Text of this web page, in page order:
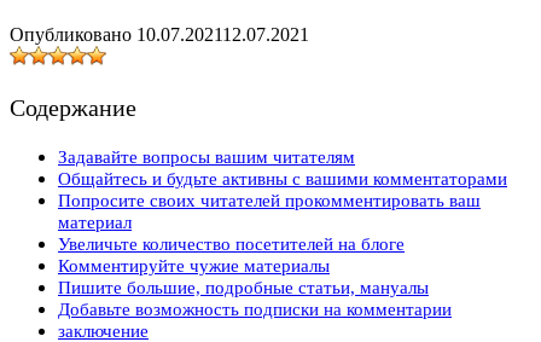
Опубликовано 10.07.202112.07.2021
Содержание
Задавайте вопросы вашим читателям
Общайтесь и будьте активны с вашими комментаторами
Попросите своих читателей прокомментировать ваш
материал
Увеличьте количество посетителей на блоге
Комментируйте чужие материалы
Пишите большие, подробные статьи, мануалы
Добавьте возможность подписки на комментарии
заключение